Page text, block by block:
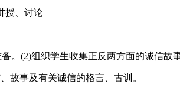
授、讨论
。(2)组织学生收集正反两方面的诚信故事
故事及有关诚信的格言、古训。